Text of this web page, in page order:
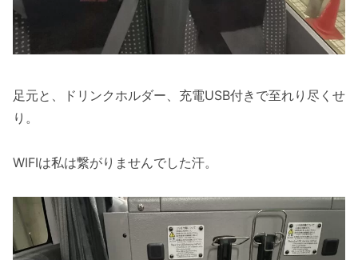
足元と、ドリンクホルダー、充電USB付きで至れり尽くせ
り。
WIFIは私は繋がりませんでした汗。